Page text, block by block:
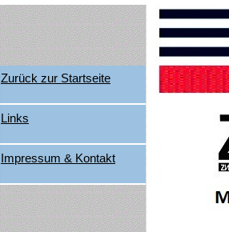
Zurück zur Startseite
Links
Impressum & Kontakt